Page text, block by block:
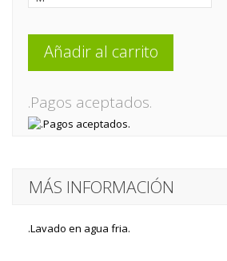
Añadir al carrito
.Pagos aceptados.
MÁS INFORMACIÓN
.Lavado en agua fria.